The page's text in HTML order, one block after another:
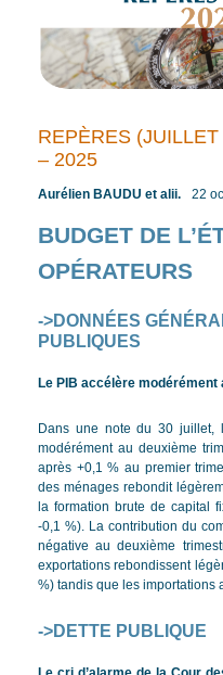
REPÈRES
– 2025
Aurélien BAUDU et alii. 22
BUDGET DE
OPÉRATEURS
->DONNÉES
PUBLIQUES
Le PIB accélère
Dans une note du 30 juillet,
modérément au deuxième
après +0,1 % au premier
des ménages rebondit
la formation brute de capital
-0,1 %). La contribution du
négative au deuxième
exportations rebondissent
%) tandis que les importations
->DETTE PUBLIQUE